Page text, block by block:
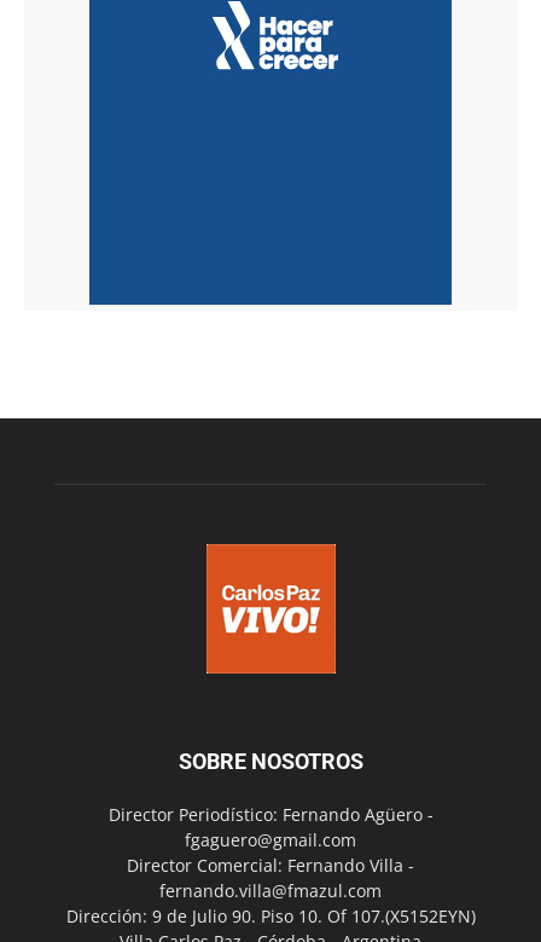
SOBRE NOSOTROS
Director Periodístico: Fernando Agüero -
fgaguero@gmail.com
Director Comercial: Fernando Villa -
fernando.villa@fmazul.com
Dirección: 9 de Julio 90. Piso 10. Of 107.(X5152EYN)